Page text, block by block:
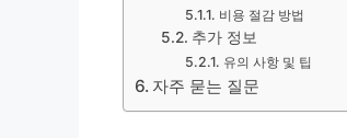
비용 절감 방법
추가 정보
유의 사항 및 팁
자주 묻는 질문